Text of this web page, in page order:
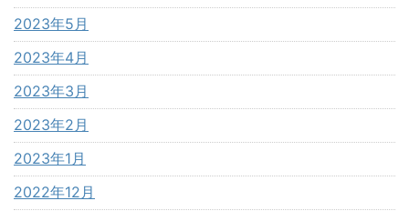
2023年5月
2023年4月
2023年3月
2023年2月
2023年1月
2022年12月